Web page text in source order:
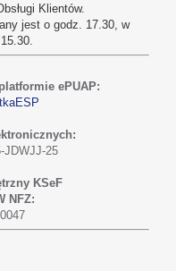
Klientów.
jest o godz. 17.30, w
ePUAP:
JDWJJ-25
KSeF
NFZ: